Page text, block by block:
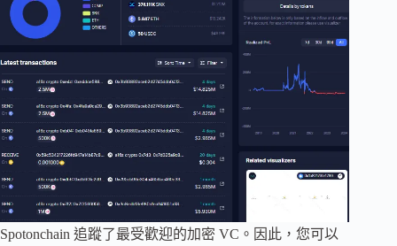
Spotonchain 追蹤了最受歡迎的加密 VC。因此，您可以